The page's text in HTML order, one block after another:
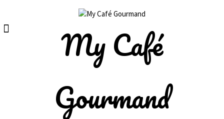
content
My Café
Gourmand